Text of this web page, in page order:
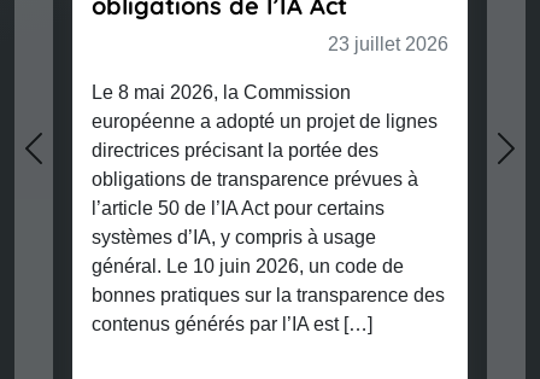
23 juillet 2026
Le 8 mai 2026, la Commission
européenne a adopté un projet de lignes
directrices précisant la portée des
obligations de transparence prévues à
l’article 50 de l’IA Act pour certains
systèmes d’IA, y compris à usage
général. Le 10 juin 2026, un code de
bonnes pratiques sur la transparence des
contenus générés par l’IA est […]
Previous